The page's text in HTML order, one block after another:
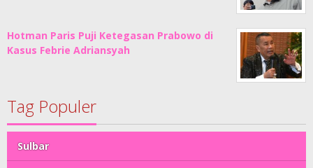
Hotman Paris Puji Ketegasan Prabowo di
Kasus Febrie Adriansyah
Tag Populer
Sulbar